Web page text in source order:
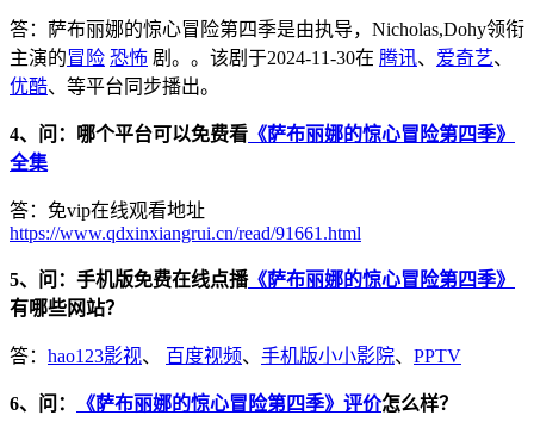
答：萨布丽娜的惊心冒险第四季是由执导，Nicholas,Dohy领衔
主演的冒险 恐怖 剧。。该剧于2024-11-30在 腾讯、 爱奇艺、
优酷、等平台同步播出。
4、问：哪个平台可以免费看 《萨布丽娜的惊心冒险第四季》
全集
答：免vip在线观看地址
https://www.qdxinxiangrui.cn/read/91661.html
5、问：手机版免费在线点播《萨布丽娜的惊心冒险第四季》
有哪些网站？
答： hao123影视、 百度视频、 手机版小小影院、 PPTV
6、问： 《萨布丽娜的惊心冒险第四季》评价怎么样？